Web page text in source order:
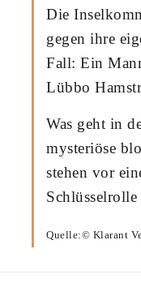
Die
gegen ihre
Fall: Ein
Lübbo
Was geht in
mysteriöse
stehen vor
Quelle:© Klarant